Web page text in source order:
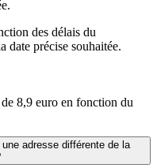
des délais du
date précise souhaitée.
8,9 euro en fonction du
adresse différente de la